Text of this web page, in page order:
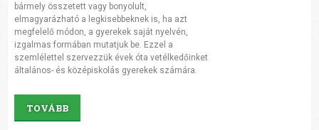
bármely összetett vagy bonyolult,
elmagyarázható a legkisebbeknek is, ha azt
megfelelő módon, a gyerekek saját nyelvén,
izgalmas formában mutatjuk be. Ezzel a
szemlélettel szervezzük évek óta vetélkedőinket
általános- és középiskolás gyerekek számára.
TOVÁBB